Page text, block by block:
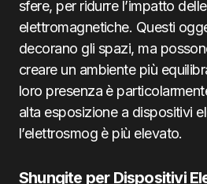
sfere, per ridurre l’impatto
elettromagnetiche. Questi
decorano gli spazi, ma
creare un ambiente più
loro presenza è
alta esposizione a dispositivi
l’elettrosmog è più elevato.
Shungite per Dispositivi